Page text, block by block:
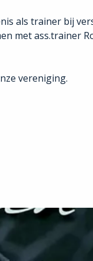
als trainer bij
met ass.trainer
vereniging.